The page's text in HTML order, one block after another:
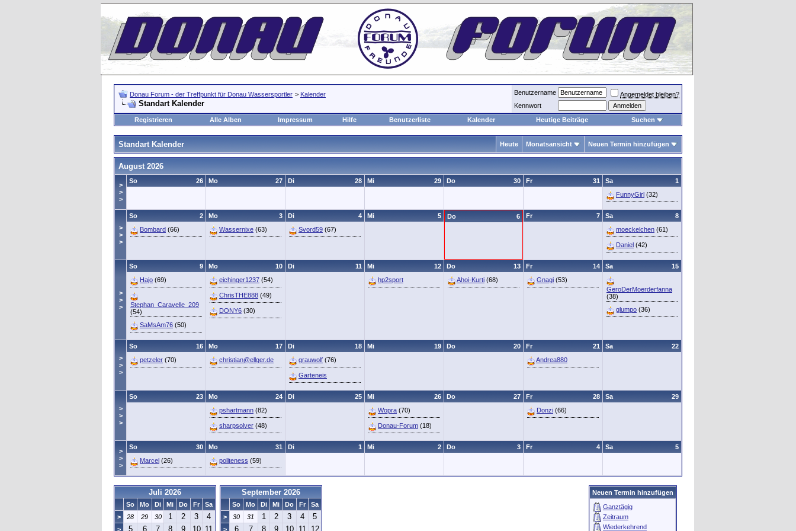
Donau Forum - der Treffpunkt für Donau Wassersportler > Kalender
Standart Kalender
Benutzername
Angemeldet bleiben?
Kennwort
Registrieren
Alle Alben Impressum Hilfe Benutzerliste Kalender Heutige Beiträge Suchen
Standart Kalender Heute Monatsansicht Neuen Termin hinzufügen
August 2026
>
>
>
26
So 27
Mo 28
Di 29
Mi 30
Do 31
Fr 1
Sa
FunnyGirl (32)
>
>
>
2
So
Bombard (66)
3
Mo
Wassernixe (63)
4
Di
Svord59 (67)
5
Mi 6
Do 7
Fr 8
Sa
moeckelchen (61)
Daniel (42)
>
>
>
9
So
Hajo (69)
Stephan_Caravelle_209
(54)
SaMsAm76 (50)
10
Mo
eichinger1237 (54)
ChrisTHE888 (49)
DONY6 (30)
11
Di 12
Mi
hp2sport
13
Do
Ahoi-Kurti (68)
14
Fr
Gnagi (53)
15
Sa
GeroDerMoerderfanna
(38)
glumpo (36)
>
>
>
16
So
petzeler (70)
17
Mo
christian@ellger.de
18
Di
grauwolf (76)
Garteneis
19
Mi 20
Do 21
Fr
Andrea880
22
Sa
>
>
>
23
So 24
Mo
pshartmann (82)
sharpsolver (48)
25
Di 26
Mi
Wopra (70)
Donau-Forum (18)
27
Do 28
Fr
Donzi (66)
29
Sa
>
>
>
30
So
Marcel (26)
31
Mo
politeness (59)
1
Di 2
Mi 3
Do 4
Fr 5
Sa
Juli 2026
So Mo Di Mi Do Fr
Sa
>
28 29 30 1 2 3 4
> 5 6 7 8 9 10 11
September 2026
So Mo Di Mi Do Fr
Sa
>
30 31 1 2 3 4 5
> 6 7 8 9 10 11 12
Neuen Termin hinzufügen
Ganztägig
Zeitraum
Wiederkehrend